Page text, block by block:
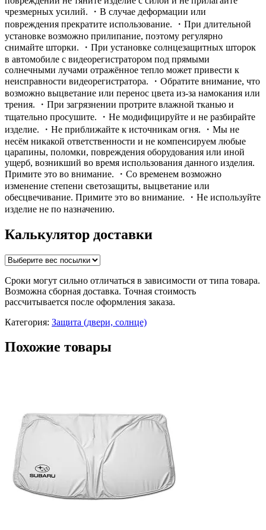
чрезмерных усилий. ・В случае деформации или
повреждения прекратите использование. ・При длительной
установке возможно прилипание, поэтому регулярно
снимайте шторки. ・При установке солнцезащитных шторок
в автомобиле с видеорегистратором под прямыми
солнечными лучами отражённое тепло может привести к
неисправности видеорегистратора. ・Обратите внимание, что
возможно выцветание или перенос цвета из-за намокания или
трения. ・При загрязнении протрите влажной тканью и
тщательно просушите. ・Не модифицируйте и не разбирайте
изделие. ・Не приближайте к источникам огня. ・Мы не
несём никакой ответственности и не компенсируем любые
царапины, поломки, повреждения оборудования или иной
ущерб, возникший во время использования данного изделия.
Примите это во внимание. ・Со временем возможно
изменение степени светозащиты, выцветание или
обесцвечивание. Примите это во внимание. ・Не используйте
изделие не по назначению.
Калькулятор доставки
Сроки могут сильно отличаться в зависимости от типа товара.
Возможна сборная доставка. Точная стоимость
рассчитывается после оформления заказа.
Категория: Защита (двери, солнце)
Похожие товары